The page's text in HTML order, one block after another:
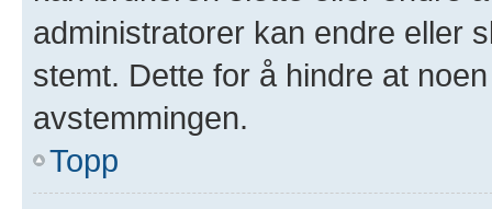
administratorer kan endre eller
stemt. Dette for å hindre at
avstemmingen.
Topp